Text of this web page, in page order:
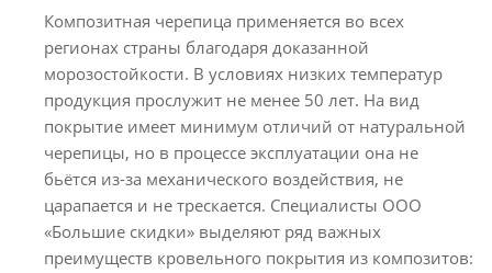
Композитная черепица применяется во всех
регионах страны благодаря доказанной
морозостойкости. В условиях низких температур
продукция прослужит не менее 50 лет. На вид
покрытие имеет минимум отличий от натуральной
черепицы, но в процессе эксплуатации она не
бьётся из-за механического воздействия, не
царапается и не трескается. Специалисты ООО
«Большие скидки» выделяют ряд важных
преимуществ кровельного покрытия из композитов: